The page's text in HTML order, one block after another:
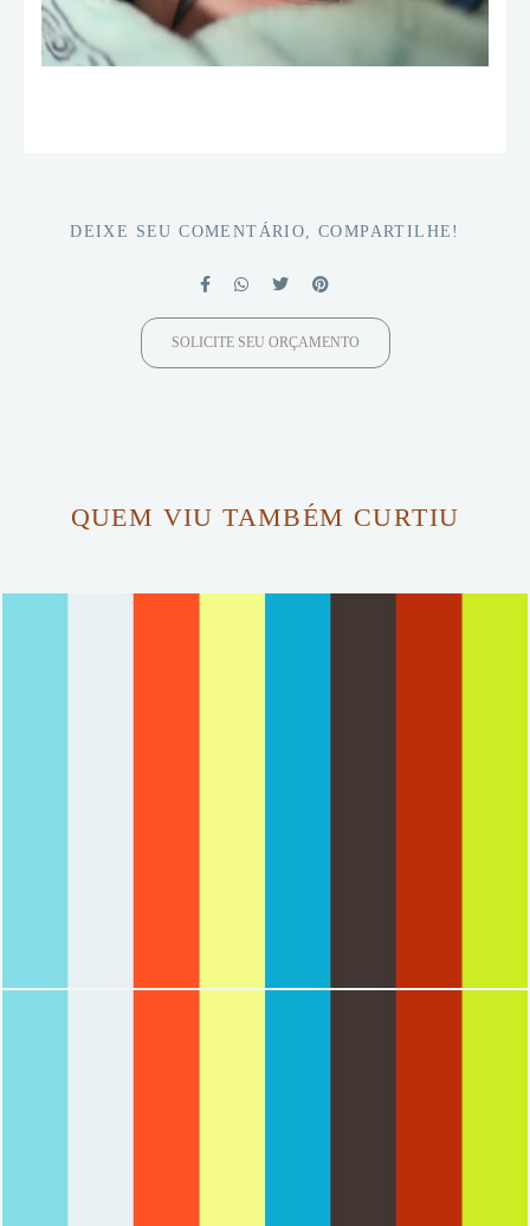
DEIXE SEU COMENTÁRIO, COMPARTILHE!
SOLICITE SEU ORÇAMENTO
QUEM VIU TAMBÉM CURTIU